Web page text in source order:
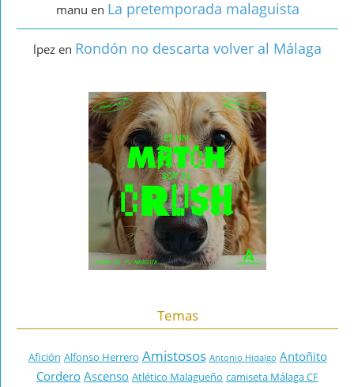
manu en La pretemporada malaguista
lpez en Rondón no descarta volver al Málaga
Temas
Afición Alfonso Herrero Amistosos Antonio Hidalgo Antoñito
CorderoAscenso Atlético Malagueño camiseta Málaga CF